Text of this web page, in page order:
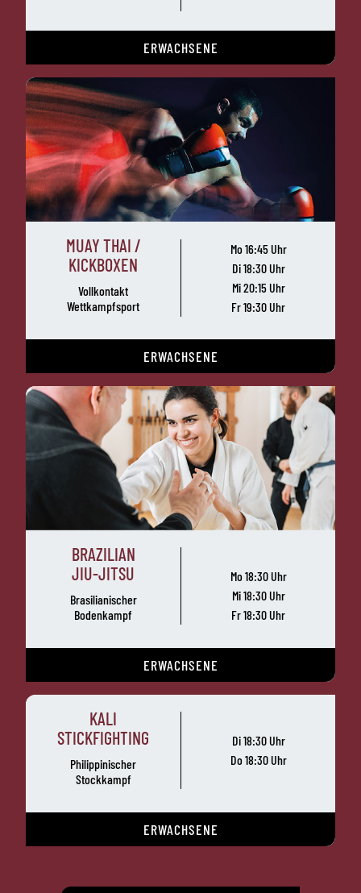
ERWACHSENE
MUAY THAI /
KICKBOXEN
Vollkontakt
Wettkampfsport
Mo 16:45 Uhr
Di 18:30 Uhr
Mi 20:15 Uhr
Fr 19:30 Uhr
ERWACHSENE
BRAZILIAN
JIU-JITSU
Brasilianischer
Bodenkampf
Mo 18:30 Uhr
Mi 18:30 Uhr
Fr 18:30 Uhr
ERWACHSENE
KALI
STICKFIGHTING
Philippinischer
Stockkampf
Di 18:30 Uhr
Do 18:30 Uhr
ERWACHSENE